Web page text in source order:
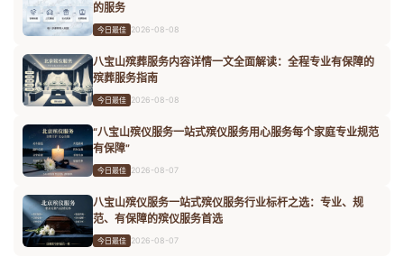
的服务
今日最佳 2026-08-08
八宝山殡葬服务内容详情一文全面解读：全程专业有保障的
殡葬服务指南
今日最佳 2026-08-08
“八宝山殡仪服务一站式殡仪服务用心服务每个家庭专业规范
有保障”
今日最佳 2026-08-07
八宝山殡仪服务一站式殡仪服务行业标杆之选：专业、规
范、有保障的殡仪服务首选
今日最佳 2026-08-07